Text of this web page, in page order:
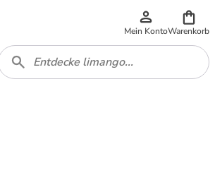
Mein KontoWarenkorb